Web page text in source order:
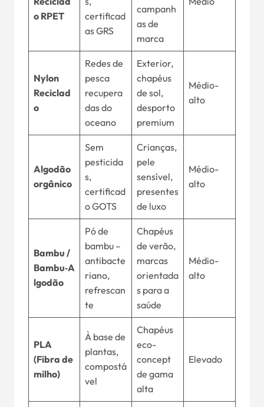
o RPET
certificad
as GRS
campanh
as de
marca
Nylon
Reciclad
o
Redes de
pesca
recupera
das do
oceano
Exterior,
chapéus
de sol,
desporto
premium
Médio-
alto
Algodão
orgânico
Sem
pesticida
s,
certificad
o GOTS
Crianças,
pele
sensível,
presentes
de luxo
Médio-
alto
Bambu /
Bambu‑A
lgodão
Pó de
bambu –
antibacte
riano,
refrescan
te
Chapéus
de verão,
marcas
orientada
s para a
saúde
Médio-
alto
PLA
(Fibra de
milho)
À base de
plantas,
compostá
vel
Chapéus
eco-
concept
de gama
alta
Elevado